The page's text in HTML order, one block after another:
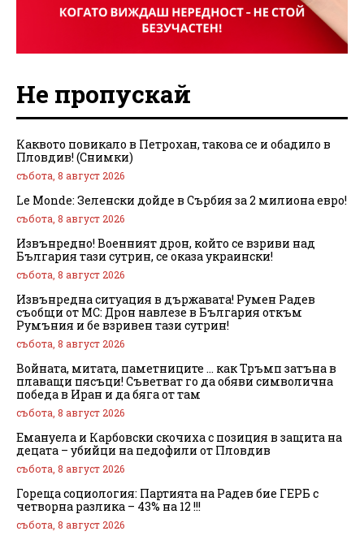
Не пропускай
Каквото повикало в Петрохан, такова се и обадило в
Пловдив! (Снимки)
събота, 8 август 2026
Le Monde: Зеленски дойде в Сърбия за 2 милиона евро!
събота, 8 август 2026
Извънредно! Военният дрон, който се взриви над
България тази сутрин, се оказа украински!
събота, 8 август 2026
Извънредна ситуация в държавата! Румен Радев
съобщи от МС: Дрон навлезе в България откъм
Румъния и бе взривен тази сутрин!
събота, 8 август 2026
Войната, митата, паметниците … как Тръмп затъна в
плаващи пясъци! Съветват го да обяви символична
победа в Иран и да бяга от там
събота, 8 август 2026
Емануела и Карбовски скочиха с позиция в защита на
децата – убийци на педофили от Пловдив
събота, 8 август 2026
Гореща социология: Партията на Радев бие ГЕРБ с
четворна разлика – 43% на 12 !!!
събота, 8 август 2026